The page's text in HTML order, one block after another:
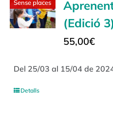
Sense places
(Edició
55,00€
Del 25/03 al 15/04 de
Detalls